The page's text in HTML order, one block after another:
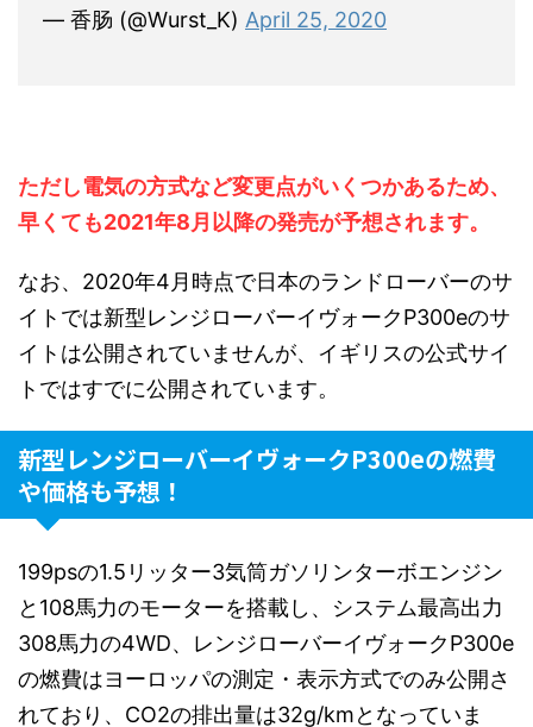
— 香肠 (@Wurst_K) April 25, 2020
ただし電気の方式など変更点がいくつかあるため、
早くても2021年8月以降の発売が予想されます。
なお、2020年4月時点で日本のランドローバーのサ
イトでは新型レンジローバーイヴォークP300eのサ
イトは公開されていませんが、イギリスの公式サイ
トではすでに公開されています。
新型レンジローバーイヴォークP300eの燃費
や価格も予想！
199psの1.5リッター3気筒ガソリンターボエンジン
と108馬力のモーターを搭載し、システム最高出力
308馬力の4WD、レンジローバーイヴォークP300e
の燃費はヨーロッパの測定・表示方式でのみ公開さ
れており、CO2の排出量は32g/kmとなっていま